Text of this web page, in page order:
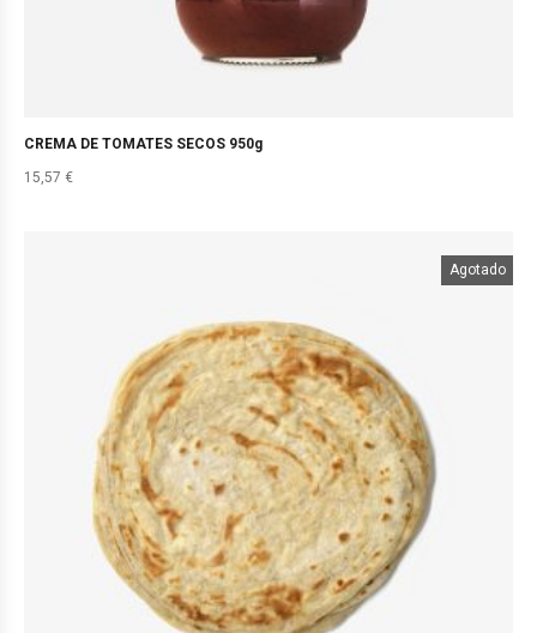
CREMA DE TOMATES SECOS 950g
15,57 €
Agotado